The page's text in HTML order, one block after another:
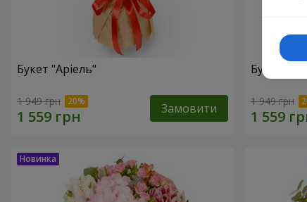
Букет "Аріель"
1 949 грн Замовити
Букет
1 949 грн